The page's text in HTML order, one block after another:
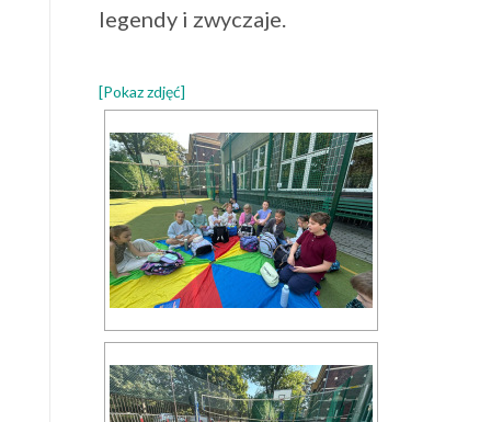
legendy i zwyczaje.
[Pokaz zdjęć]